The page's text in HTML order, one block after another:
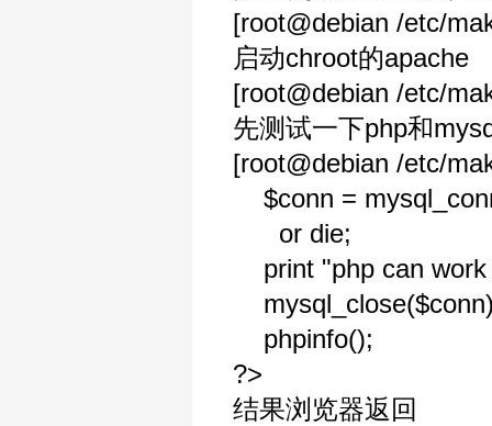
[root@debian /etc/
启动chroot的apache
[root@debian /etc/
先测试一下php和
[root@debian /etc/
$conn =
or die;
print "php can work
phpinfo();
?>
结果浏览器返回